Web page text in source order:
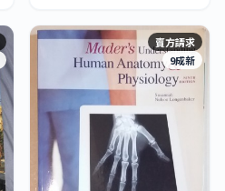
賣方請求
9成新